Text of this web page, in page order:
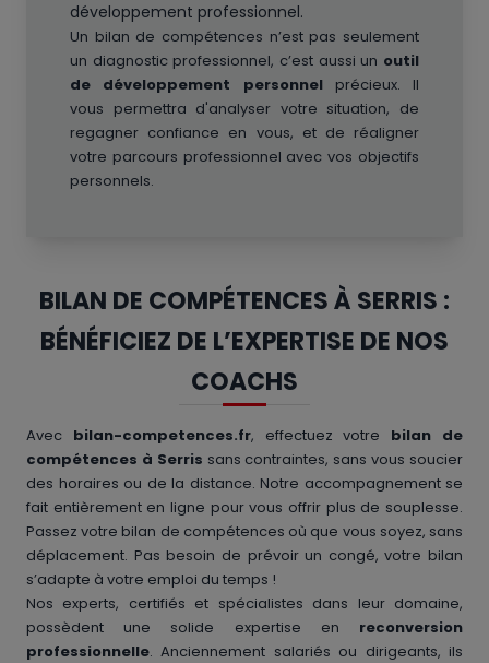
développement professionnel.
Un bilan de compétences n’est pas seulement
un diagnostic professionnel, c’est aussi un outil
de développement personnelprécieux. Il
vous permettra d'analyser votre situation, de
regagner confiance en vous, et de réaligner
votre parcours professionnel avec vos objectifs
personnels.
BILAN DE COMPÉTENCES À SERRIS :
BÉNÉFICIEZ DE L’EXPERTISE DE NOS
COACHS
Avec bilan-competences.fr, effectuez votre bilan de
compétences à Serris sans contraintes, sans vous soucier
des horaires ou de la distance. Notre accompagnement se
fait entièrement en ligne pour vous offrir plus de souplesse.
Passez votre bilan de compétences où que vous soyez, sans
déplacement. Pas besoin de prévoir un congé, votre bilan
s’adapte à votre emploi du temps !
Nos experts, certifiés et spécialistes dans leur domaine,
possèdent une solide expertise en reconversion
professionnelle. Anciennement salariés ou dirigeants, ils